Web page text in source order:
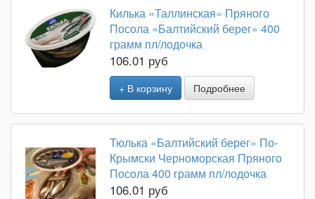
Килька «Таллинская» Пряного
Посола «Балтийский берег» 400
грамм пл/лодочка
106.01 руб
+ В корзину Подробнее
Тюлька «Балтийский берег» По-
Крымски Черноморская Пряного
Посола 400 грамм пл/лодочка
106.01 руб